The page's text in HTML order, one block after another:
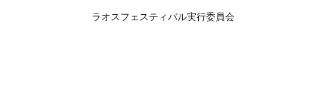
ラオスフェスティバル実行委員会